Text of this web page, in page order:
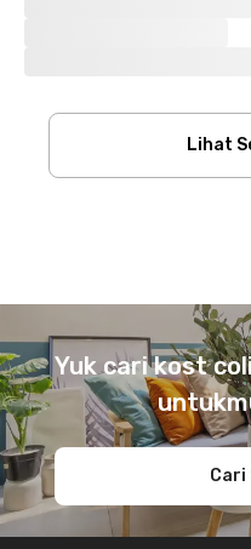
Lihat
Yuk cari kost
Cari